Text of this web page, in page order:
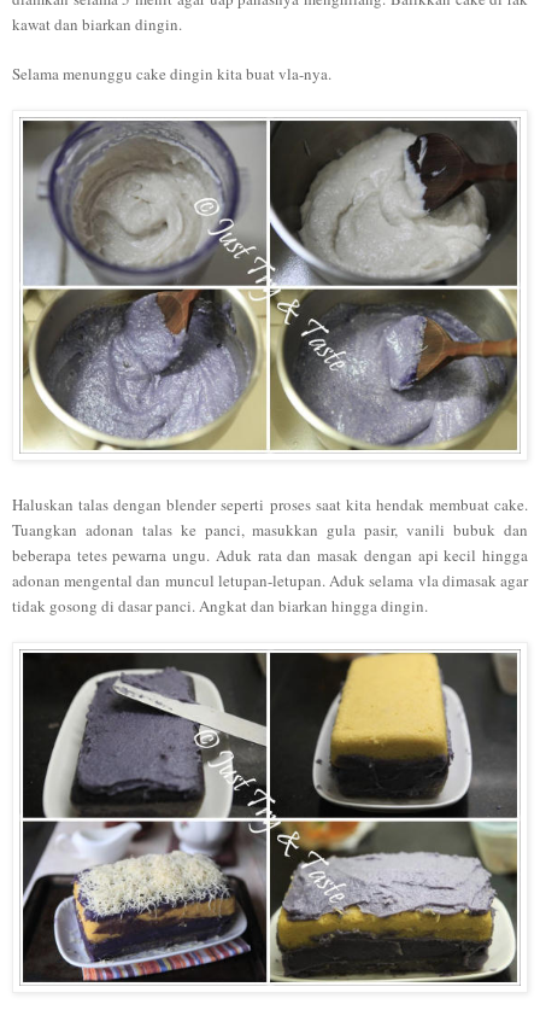
kawat dan biarkan dingin.
Selama menunggu cake dingin kita buat vla-nya.
Haluskan talas dengan blender seperti proses saat kita hendak membuat cake.
Tuangkan adonan talas ke panci, masukkan gula pasir, vanili bubuk dan
beberapa tetes pewarna ungu. Aduk rata dan masak dengan api kecil hingga
adonan mengental dan muncul letupan-letupan. Aduk selama vla dimasak agar
tidak gosong di dasar panci. Angkat dan biarkan hingga dingin.